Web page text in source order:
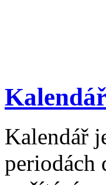
Kalendář
periodách